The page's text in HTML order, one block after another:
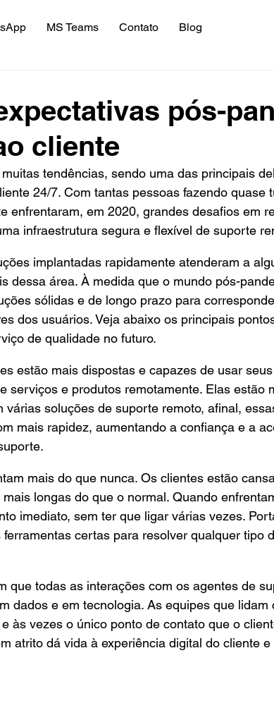
MS Teams Contato Blog
pós-
cliente
tendências, sendo uma das principais
24/7. Com tantas pessoas fazendo quase
enfrentaram, em 2020, grandes desafios em
infraestrutura segura e flexível de suporte
implantadas rapidamente atenderam a
dessa área. À medida que o mundo pós-
sólidas e de longo prazo para
dos usuários. Veja abaixo os principais
de qualidade no futuro.
estão mais dispostas e capazes de usar
serviços e produtos remotamente. Elas estão
várias soluções de suporte remoto, afinal,
mais rapidez, aumentando a confiança e a
mais do que nunca. Os clientes estão
longas do que o normal. Quando
imediato, sem ter que ligar várias vezes.
certas para resolver qualquer tipo
que todas as interações com os agentes de
dados e em tecnologia. As equipes que
às vezes o único ponto de contato que o
atrito dá vida à experiência digital do cliente